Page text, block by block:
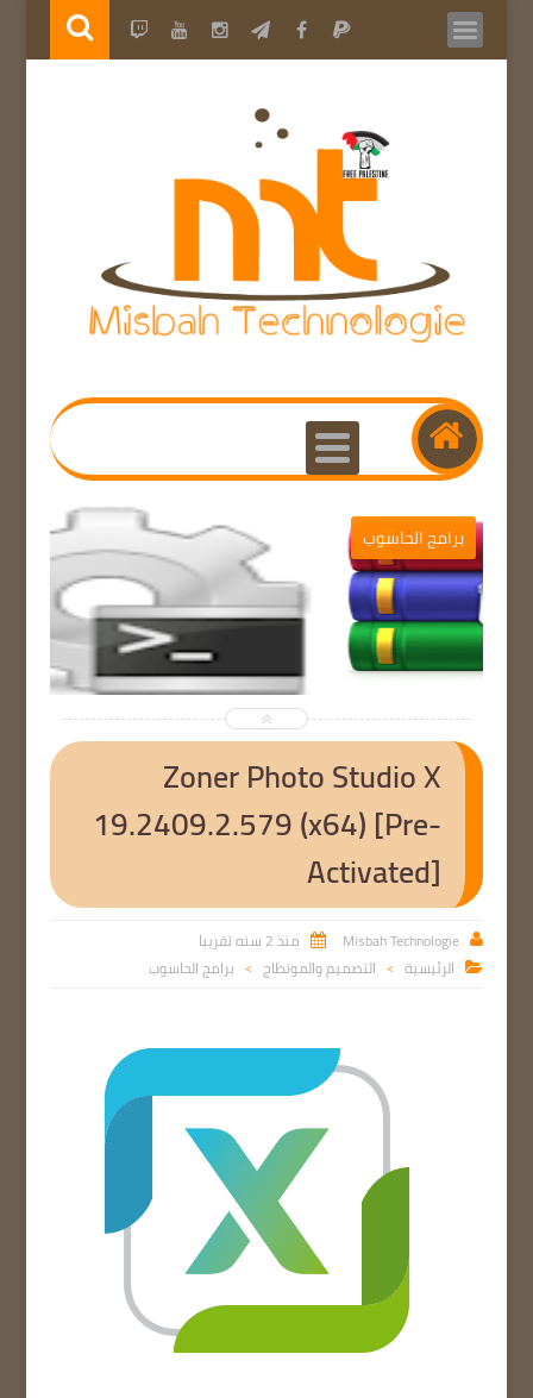
برامج الحاسوب
Zoner Photo Studio X
19.2409.2.579 (x64) [Pre-
Activated]

Misbah Technologie
 منذ 2 سنه تقريبا
 الرئيسية > التصميم والمونطاج > برامج الحاسوب